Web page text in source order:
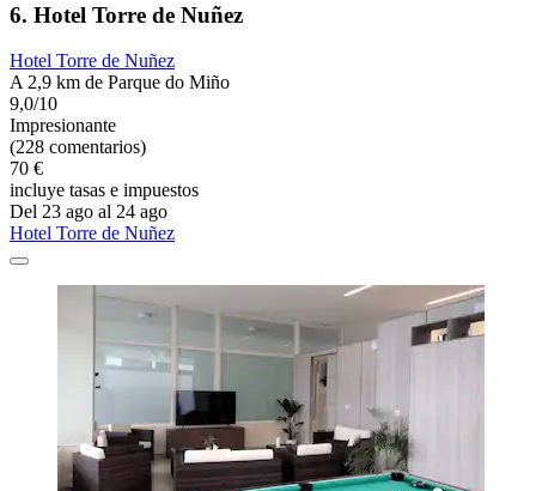
6. Hotel Torre de Nuñez
Hotel Torre de Nuñez
A 2,9 km de Parque do Miño
9,0/10
Impresionante
(228 comentarios)
70 €
incluye tasas e impuestos
Del 23 ago al 24 ago
Hotel Torre de Nuñez